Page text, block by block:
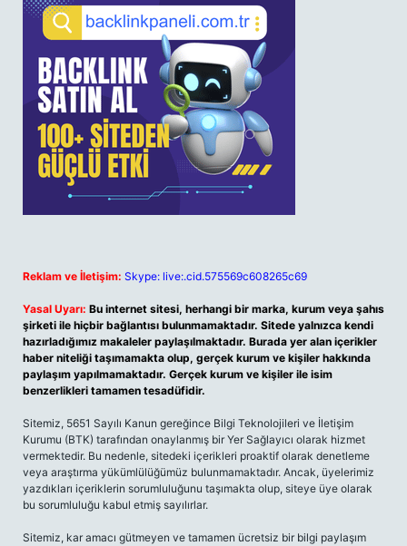
Reklam ve İletişim: Skype: live:.cid.575569c608265c69
Yasal Uyarı: Bu internet sitesi, herhangi bir marka, kurum veya şahıs
şirketi ile hiçbir bağlantısı bulunmamaktadır. Sitede yalnızca kendi
hazırladığımız makaleler paylaşılmaktadır. Burada yer alan içerikler
haber niteliği taşımamakta olup, gerçek kurum ve kişiler hakkında
paylaşım yapılmamaktadır. Gerçek kurum ve kişiler ile isim
benzerlikleri tamamen tesadüfidir.
Sitemiz, 5651 Sayılı Kanun gereğince Bilgi Teknolojileri ve İletişim
Kurumu (BTK) tarafından onaylanmış bir Yer Sağlayıcı olarak hizmet
vermektedir. Bu nedenle, sitedeki içerikleri proaktif olarak denetleme
veya araştırma yükümlülüğümüz bulunmamaktadır. Ancak, üyelerimiz
yazdıkları içeriklerin sorumluluğunu taşımakta olup, siteye üye olarak
bu sorumluluğu kabul etmiş sayılırlar.
Sitemiz, kar amacı gütmeyen ve tamamen ücretsiz bir bilgi paylaşım